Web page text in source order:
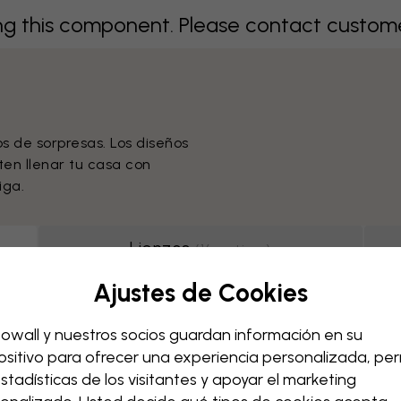
this component. Please contact
de sorpresas. Los diseños
llenar tu casa con
Lienzos(16motivos)
this component. Please contact
Página 1 de 1 páginas
Ajustes de Cookies
y nuestros socios guardan información en su
para ofrecer una experiencia personalizada,
de los visitantes y apoyar el marketing